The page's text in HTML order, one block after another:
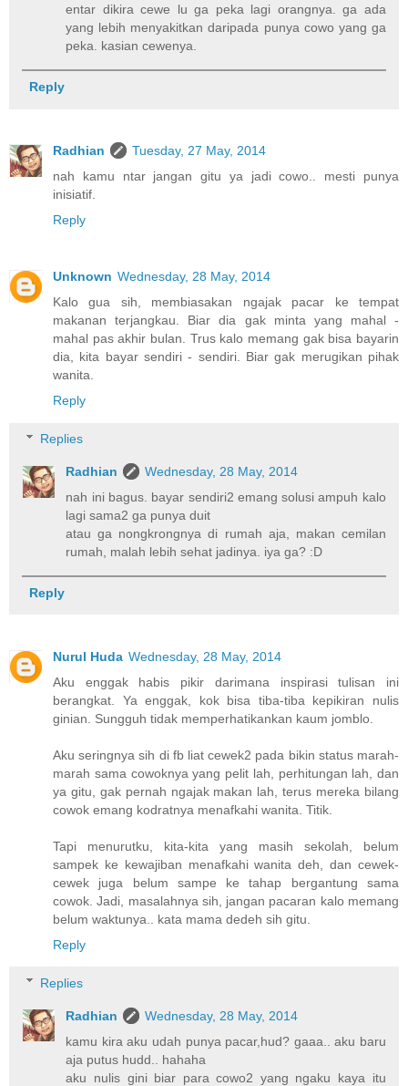
entar dikira cewe lu ga peka lagi orangnya. ga ada
yang lebih menyakitkan daripada punya cowo yang ga
peka. kasian cewenya.
Reply
Radhian
Tuesday, 27 May, 2014
nah kamu ntar jangan gitu ya jadi cowo.. mesti punya
inisiatif.
Reply
Unknown Wednesday, 28 May, 2014
Kalo gua sih, membiasakan ngajak pacar ke tempat
makanan terjangkau. Biar dia gak minta yang mahal -
mahal pas akhir bulan. Trus kalo memang gak bisa bayarin
dia, kita bayar sendiri - sendiri. Biar gak merugikan pihak
wanita.
Reply
Replies
Radhian
Wednesday, 28 May, 2014
nah ini bagus. bayar sendiri2 emang solusi ampuh kalo
lagi sama2 ga punya duit
atau ga nongkrongnya di rumah aja, makan cemilan
rumah, malah lebih sehat jadinya. iya ga? :D
Reply
Nurul Huda Wednesday, 28 May, 2014
Aku enggak habis pikir darimana inspirasi tulisan ini
berangkat. Ya enggak, kok bisa tiba-tiba kepikiran nulis
ginian. Sungguh tidak memperhatikankan kaum jomblo.
Aku seringnya sih di fb liat cewek2 pada bikin status marah-
marah sama cowoknya yang pelit lah, perhitungan lah, dan
ya gitu, gak pernah ngajak makan lah, terus mereka bilang
cowok emang kodratnya menafkahi wanita. Titik.
Tapi menurutku, kita-kita yang masih sekolah, belum
sampek ke kewajiban menafkahi wanita deh, dan cewek-
cewek juga belum sampe ke tahap bergantung sama
cowok. Jadi, masalahnya sih, jangan pacaran kalo memang
belum waktunya.. kata mama dedeh sih gitu.
Reply
Replies
Radhian
Wednesday, 28 May, 2014
kamu kira aku udah punya pacar,hud? gaaa.. aku baru
aja putus hudd.. hahaha
aku nulis gini biar para cowo2 yang ngaku kaya itu